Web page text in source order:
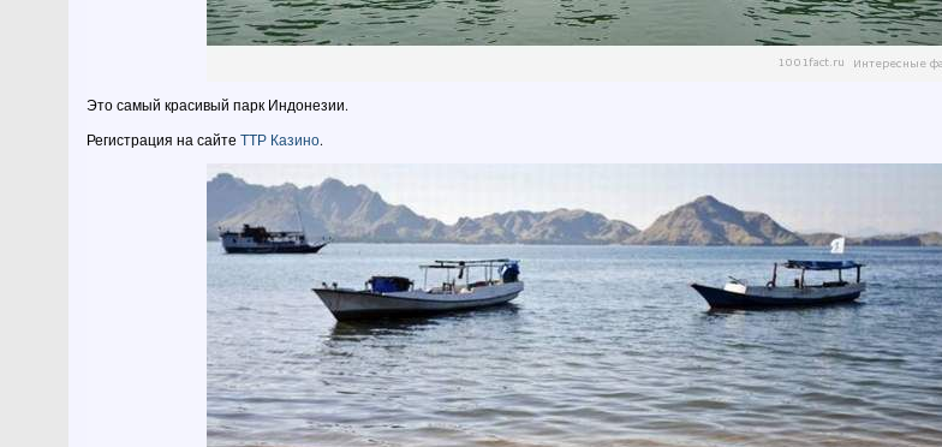
Это самый красивый парк Индонезии.
Регистрация на сайте ТТР Казино.